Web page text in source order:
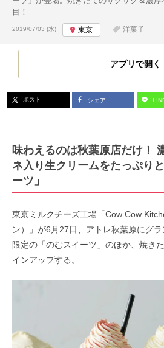
目！
投稿日:
2019/07/03 (水) 東京 洋菓子
アプリで開く
ポスト シェア
味わえるのは秋葉原店だけ！
ネ入り生クリームをたっぷり
ーツ」
東京ミルクチーズ工場「Cow Cow
ン）」が6月27日、アトレ秋葉原にグ
限定の「のむスイーツ」のほか、焼き
インアップする。